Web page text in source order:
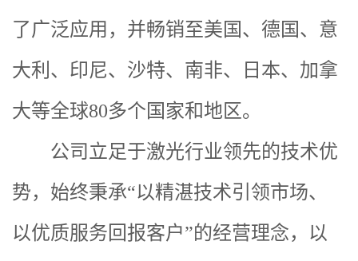
了广泛应用，并畅销至美国、德国、意
大利、印尼、沙特、南非、日本、加拿
大等全球80多个国家和地区。
公司立足于激光行业领先的技术优
势，始终秉承“以精湛技术引领市场、
以优质服务回报客户”的经营理念，以